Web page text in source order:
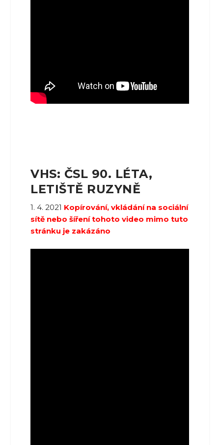
VHS: ČSL 90. LÉTA,
LETIŠTĚ RUZYNĚ
1. 4. 2021 Kopírování, vkládání na sociální
sítě nebo šíření tohoto video mimo tuto
stránku je zakázáno